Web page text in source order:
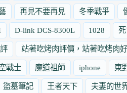
再見不要再見 冬季戰爭
D-link DCS-8300L 1028
站著吃烤肉評價，站著吃烤肉
戰士 魔道祖師 iphone 東
盜墓筆記 王者天下 夫妻的世